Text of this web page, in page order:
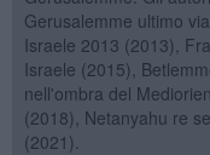
Gerusalemme ultimo
Israele 2013 (2013),
Israele (2015),
nell'ombra del
(2018), Netanyahu re
(2021).